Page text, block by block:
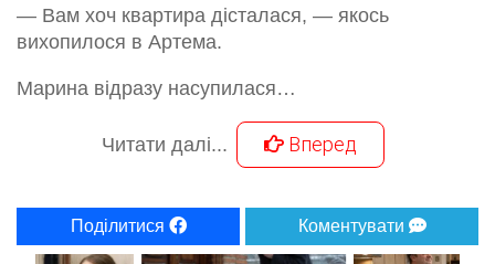
— Вам хоч квартира дісталася, — якось
вихопилося в Артема.
Марина відразу насупилася…
Читати далі... Вперед
Поділитися Коментувати